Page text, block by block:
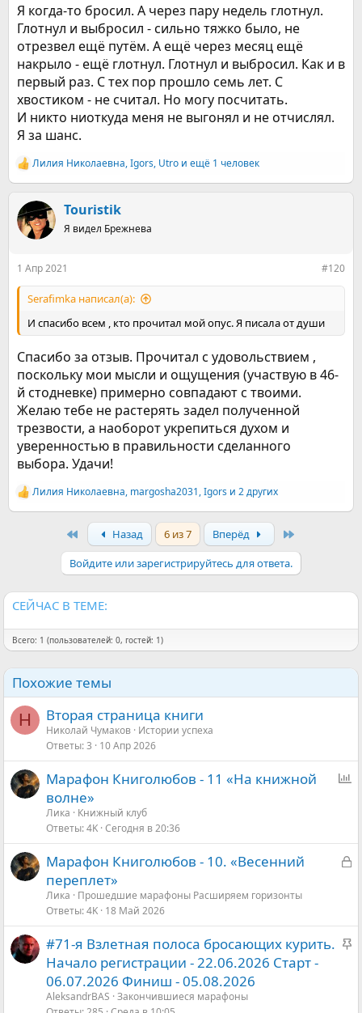
Я когда-то бросил. А через пару недель глотнул.
Глотнул и выбросил - сильно тяжко было, не
отрезвел ещё путём. А ещё через месяц ещё
накрыло - ещё глотнул. Глотнул и выбросил. Как и в
первый раз. С тех пор прошло семь лет. С
хвостиком - не считал. Но могу посчитать.
И никто ниоткуда меня не выгонял и не отчислял.
Я за шанс.
Р
е
к
ц
и
Лилия Николаевна,Igors, Utro и ещё 1 человек
Touristik
Я видел Брежнева
1 Апр 2021 #120
Serafimka написал(а):
И спасибо всем , кто прочитал мой опус. Я писала от души
Спасибо за отзыв. Прочитал с удовольствием ,
поскольку мои мысли и ощущения (участвую в 46-
й стодневке) примерно совпадают с твоими.
Желаю тебе не растерять задел полученной
трезвости, а наоборот укрепиться духом и
уверенностью в правильности сделанного
выбора. Удачи!
Р
е
Лилия Николаевна, margosha2031,Igors и 2 других
Назад 6 из 7 Вперёд
Войдите или зарегистрируйтесь для ответа.
СЕЙЧАС В ТЕМЕ:
Всего: 1 (пользователей: 0, гостей: 1)
Похожие темы
Н Вторая страница книги
Николай Чумаков Истории успеха
Ответы 3 10 Апр 2026
О
с
Марафон Книголюбов - 11 «На книжной
волне»
Ликa
Книжный клуб
Ответы 4K Сегодня в 20:36
З
ы
т
Марафон Книголюбов - 10. «Весенний
переплет»
Ликa
Прошедшие марафоны Расширяем горизонты
Ответы 4K 18 Май 2026
З
#71-я Взлетная полоса бросающих курить.
Начало регистрации - 22.06.2026 Старт -
06.07.2026 Финиш - 05.08.2026
AleksandrBАS Закончившиеся марафоны